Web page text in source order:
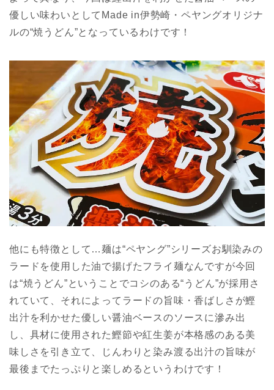
優しい味わいとしてMade in伊勢崎・ペヤングオリジナ
ルの“焼うどん”となっているわけです！
他にも特徴として…麺は“ペヤング”シリーズお馴染みの
ラードを使用した油で揚げたフライ麺なんですが今回
は“焼うどん”ということでコシのある“うどん”が採用さ
れていて、それによってラードの旨味・香ばしさが鰹
出汁を利かせた優しい醤油ベースのソースに滲み出
し、具材に使用された鰹節や紅生姜が本格感のある美
味しさを引き立て、じんわりと染み渡る出汁の旨味が
最後までたっぷりと楽しめるというわけです！